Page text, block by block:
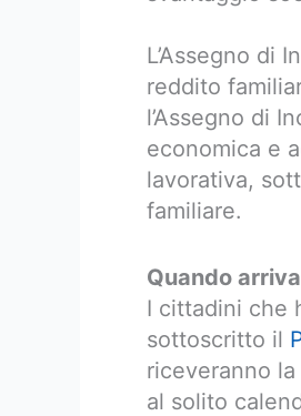
L’Assegno di
reddito
l’Assegno di
economica e
lavorativa,
familiare.
Quando
I cittadini che
sottoscritto il
riceveranno
al solito